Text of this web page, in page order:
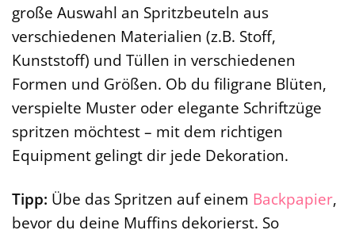
große Auswahl an Spritzbeuteln aus
verschiedenen Materialien (z.B. Stoff,
Kunststoff) und Tüllen in verschiedenen
Formen und Größen. Ob du filigrane Blüten,
verspielte Muster oder elegante Schriftzüge
spritzen möchtest – mit dem richtigen
Equipment gelingt dir jede Dekoration.
Tipp: Übe das Spritzen auf einem Backpapier,
bevor du deine Muffins dekorierst. So